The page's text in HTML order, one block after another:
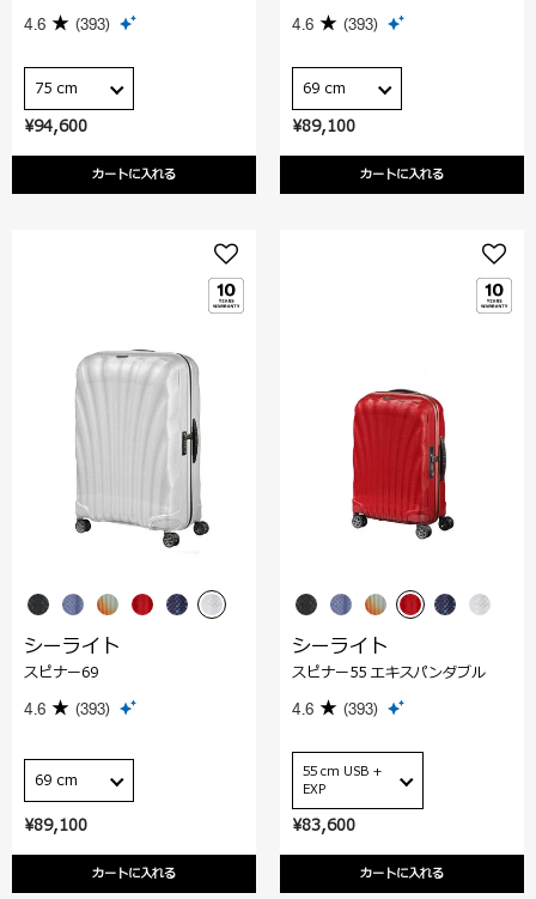
¥94,600
カートに入れる
4.6 (393)
75 cm
¥89,100
カートに入れる
4.6 (393)
69 cm
¥89,100
カートに入れる
シーライト
スピナー69
4.6 (393)
69 cm
¥83,600
カートに入れる
シーライト
スピナー55 エキスパンダブル
4.6 (393)
55 cm USB +
EXP